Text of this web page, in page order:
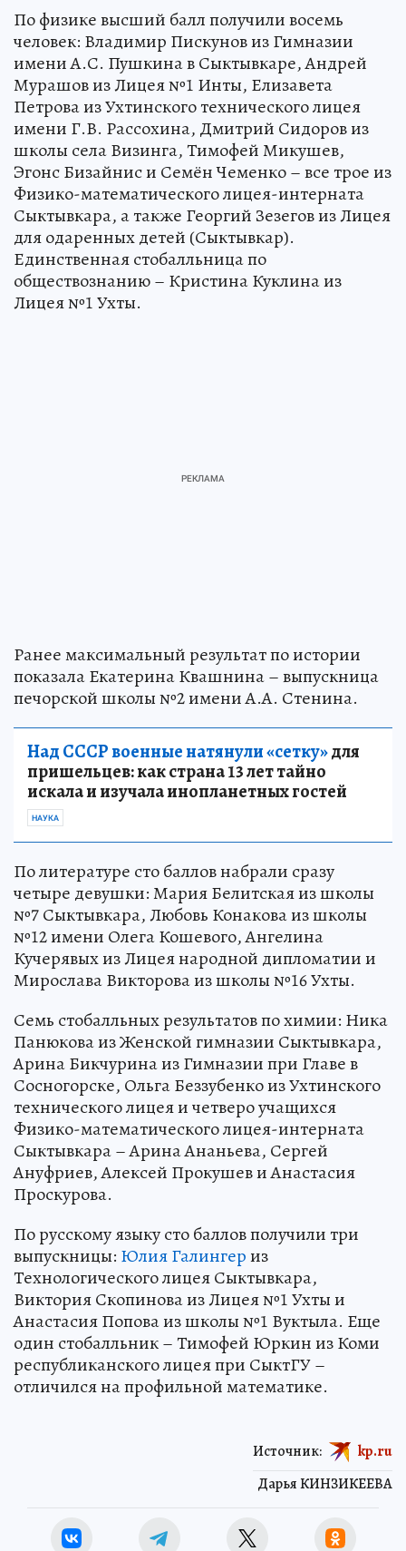
По физике высший балл получили восемь
человек: Владимир Пискунов из Гимназии
имени А.С. Пушкина в Сыктывкаре, Андрей
Мурашов из Лицея №1 Инты, Елизавета
Петрова из Ухтинского технического лицея
имени Г.В. Рассохина, Дмитрий Сидоров из
школы села Визинга, Тимофей Микушев,
Эгонс Бизайнис и Семён Чеменко – все трое из
Физико-математического лицея-интерната
Сыктывкара, а также Георгий Зезегов из Лицея
для одаренных детей (Сыктывкар).
Единственная стобалльница по
обществознанию – Кристина Куклина из
Лицея №1 Ухты.
Ранее максимальный результат по истории
показала Екатерина Квашнина – выпускница
печорской школы №2 имени А.А. Стенина.
Над СССР военные натянули «сетку»для
пришельцев: как страна 13 лет тайно
искала и изучала инопланетных гостей
НАУКА
По литературе сто баллов набрали сразу
четыре девушки: Мария Белитская из школы
№7 Сыктывкара, Любовь Конакова из школы
№12 имени Олега Кошевого, Ангелина
Кучерявых из Лицея народной дипломатии и
Мирослава Викторова из школы №16 Ухты.
Семь стобалльных результатов по химии: Ника
Панюкова из Женской гимназии Сыктывкара,
Арина Бикчурина из Гимназии при Главе в
Сосногорске, Ольга Беззубенко из Ухтинского
технического лицея и четверо учащихся
Физико-математического лицея-интерната
Сыктывкара – Арина Ананьева, Сергей
Ануфриев, Алексей Прокушев и Анастасия
Проскурова.
По русскому языку сто баллов получили три
выпускницы: Юлия Галингериз
Технологического лицея Сыктывкара,
Виктория Скопинова из Лицея №1 Ухты и
Анастасия Попова из школы №1 Вуктыла. Еще
один стобалльник – Тимофей Юркин из Коми
республиканского лицея при СыктГУ –
отличился на профильной математике.
Дарья КИНЗИКЕЕВА
Источник: kp.ru